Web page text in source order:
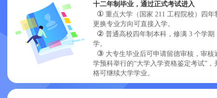
十二年制毕业，通过正式考试进入
① 重点大学（国家 211 工程院校）四
更换专业方向可直接入学。
② 普通高校四年制本科，修满 3 个学
学。
③ 大专生毕业后可申请留德审核，审
学预科举行的“大学入学资格鉴定考试”
格可继续大学学业。